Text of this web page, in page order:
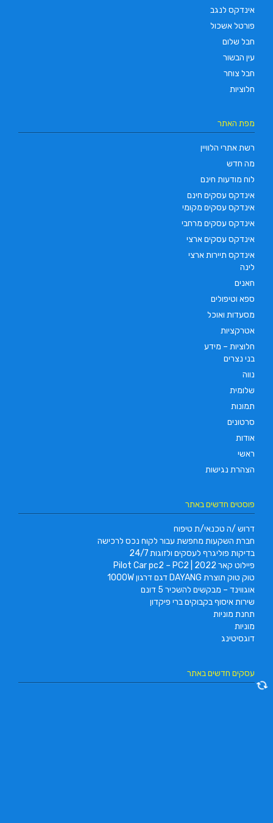
אינדקס לנגב
פורטל אשכול
חבל שלום
עין הבשור
חבל צוחר
חלוציות
מפת האתר
רשת אתרי הלוויין
מה חדש
לוח מודעות חינם
אינדקס עסקים חינם
אינדקס עסקים מקומי
אינדקס עסקים מרחבי
אינדקס עסקים ארצי
אינדקס תיירות ארצי
לינה
חאנים
ספא וטיפולים
מסעדות ואוכל
אטרקציות
חלוציות – מידע
בני נצרים
נווה
שלומית
תמונות
סרטונים
אודות
ראשי
הצהרת נגישות
פוסטים חדשים באתר
דרוש /ה טכנאי/ת טיפוח
חברת השקעות מחפשת עבור לקוח נכס לרכישה
בדיקות פוליגרף לעסקים ולזוגות 24/7
פיילוט קאר 2022 | Pilot Car pc2 – PC2
טוק טוק תוצרת DAYANG דגם דרגון 1000W
אוגווינד – מבקשים להשכיר 5 דונם
שירות איסוף בקבוקים ברי פיקדון
תחנת מוניות
מוניות
דוגסיטינג
עסקים חדשים באתר